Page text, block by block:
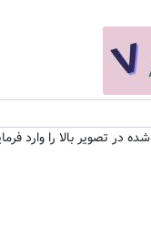
در تصویر بالا را وارد